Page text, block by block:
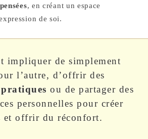
, en créant un espace
de soi.
impliquer de simplement
l’autre, d’offrir des
ou de partager des
personnelles pour créer
et offrir du réconfort.